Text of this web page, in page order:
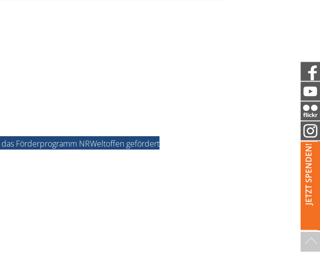
JETZT SPENDEN!
Förderprogramm NRWeltoffen gefördert